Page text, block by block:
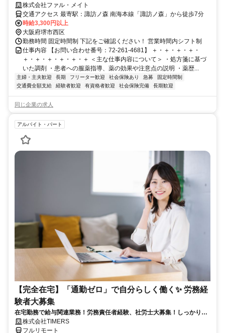
株式会社ファル・メイト
交通アクセス 最寄駅：諏訪ノ森 南海本線「諏訪ノ森」から徒歩7分
時給3,300円以上
大阪府堺市西区
勤務時間 固定時間制 下記をご確認ください！ 営業時間内シフト制
仕事内容 【お問い合わせ番号：72-261-4681】 ＋・＋・＋・＋・
＋・＋・＋・＋・＋・＋ ＜主な仕事内容について＞ ・処方箋に基づ
いた調剤 ・患者への服薬指導、薬の効果や注意点の説明 ・薬歴...
主婦・主夫歓迎 長期 フリーター歓迎 社会保険あり 急募
固定時間制
交通費全額支給
経験者歓迎 有資格者歓迎 社会保険完備 長期歓迎
同じ企業の求人
アルバイト・パート
【完全在宅】「通勤ゼロ」で自分らしく働く✨ 労務経
験者大募集
在宅勤務で給与関連業務！労務責任者経験、社労士大募集！しっかり稼
ぎたい方、注目！
株式会社TIMERS
フルリモート